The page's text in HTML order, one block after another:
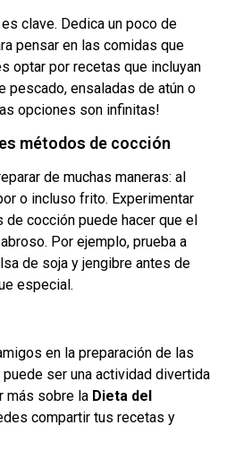
clave. Dedica un poco de
pensar en las comidas que
optar por recetas que incluyan
pescado, ensaladas de atún o
opciones son infinitas!
métodos de cocción
de muchas maneras: al
o incluso frito. Experimentar
cocción puede hacer que el
Por ejemplo, prueba a
de soja y jengibre antes de
especial.
en la preparación de las
ser una actividad divertida
más sobre la Dieta del
compartir tus recetas y